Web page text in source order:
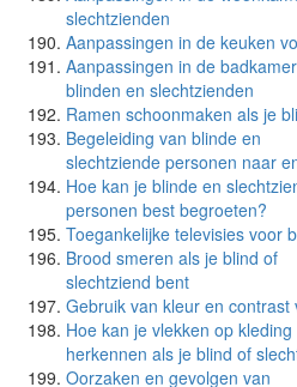
slechtzienden
Aanpassingen in de keuken
Aanpassingen in de
blinden en slechtzienden
Ramen schoonmaken als je
Begeleiding van blinde en
slechtziende personen naar
Hoe kan je blinde en
personen best begroeten?
Toegankelijke televisies voor
Brood smeren als je blind of
slechtziend bent
Gebruik van kleur en contrast
Hoe kan je vlekken op kleding
herkennen als je blind of
Oorzaken en gevolgen van